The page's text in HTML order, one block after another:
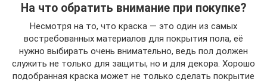
На что обратить внимание при покупке?
Несмотря на то, что краска — это один из самых
востребованных материалов для покрытия пола, её
нужно выбирать очень внимательно, ведь пол должен
служить не только для защиты, но и для декора. Хорошо
подобранная краска может не только сделать покрытие